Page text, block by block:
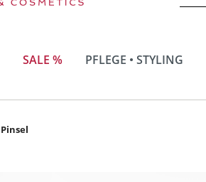
SALE % PFLEGE • STYLING
Pinsel